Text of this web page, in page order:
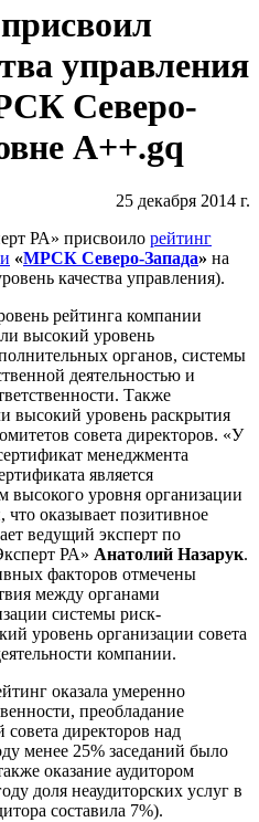
управления
Северо-
A++.gq
25 декабря 2014 г.
РА» присвоило рейтинг
«МРСК Северо-Запада» на
качества управления).
рейтинга компании
высокий уровень
органов, системы
деятельностью и
Также
высокий уровень раскрытия
совета директоров. «У
менеджмента
является
уровня организации
оказывает позитивное
ведущий эксперт по
РА» Анатолий Назарук.
факторов отмечены
между органами
системы риск-
уровень организации совета
компании.
оказала умеренно
преобладание
совета директоров над
менее 25% заседаний было
оказание аудитором
доля неаудиторских услуг в
составила 7%).